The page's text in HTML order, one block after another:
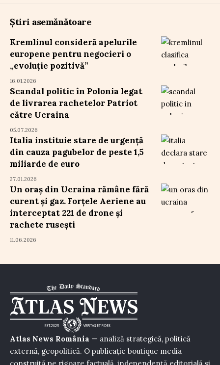
Știri asemănătoare
Kremlinul consideră apelurile
europene pentru negocieri o
„evoluție pozitivă”
16.01.2026
Scandal politic în Polonia legat
de livrarea rachetelor Patriot
către Ucraina
05.07.2026
Italia instituie stare de urgență
din cauza pagubelor de peste 1,5
miliarde de euro
27.01.2026
Un oraș din Ucraina rămâne fără
curent și gaz. Forțele Aeriene au
interceptat 221 de drone și
rachete rusești
11.06.2026
Atlas News România — analiză strategică, politică
externă, geopolitică. O publicație boutique media